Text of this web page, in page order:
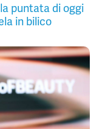
puntata di oggi
in bilico